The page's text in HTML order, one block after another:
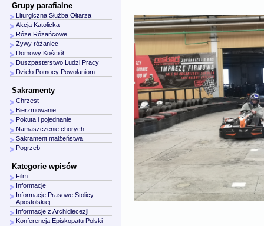
Grupy parafialne
Liturgiczna Służba Ołtarza
Akcja Katolicka
Róże Różańcowe
Żywy różaniec
Domowy Kościół
Duszpasterstwo Ludzi Pracy
Dzieło Pomocy Powołaniom
Sakramenty
Chrzest
Bierzmowanie
Pokuta i pojednanie
Namaszczenie chorych
Sakrament małżeństwa
Pogrzeb
Kategorie wpisów
Film
Informacje
Informacje Prasowe Stolicy
Apostolskiej
Informacje z Archidiecezji
Konferencja Episkopatu Polski